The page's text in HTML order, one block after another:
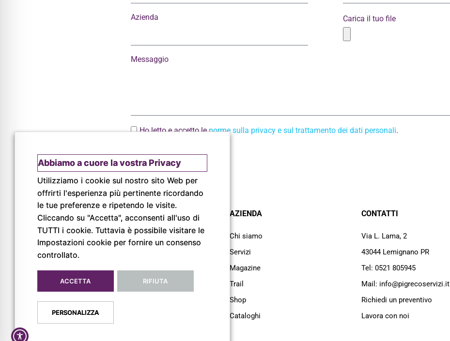
Azienda Carica il tuo file
Messaggio
Ho letto e accetto lenorme sulla privacy e sul trattamento dei dati personali.
Invia
© Copyright 2026
Pigreco Srl Unipersonale
REA: PR-267093
AZIENDA
Chi siamo
Servizi
Magazine
Trail
Shop
Cataloghi
CONTATTI
Via L. Lama, 2
43044 Lemignano PR
Tel: 0521 805945
Mail: info@pigrecoservizi.it
Richiedi un preventivo
Lavora con noi
Abbiamo a cuore la vostra Privacy
Utilizziamo i cookie sul nostro sito Web per
offrirti l'esperienza più pertinente ricordando
le tue preferenze e ripetendo le visite.
Cliccando su "Accetta", acconsenti all'uso di
TUTTI i cookie. Tuttavia è possibile visitare le
Impostazioni cookie per fornire un consenso
controllato.
ACCETTA RIFIUTA
PERSONALIZZA